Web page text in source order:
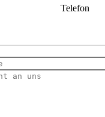
Telefon